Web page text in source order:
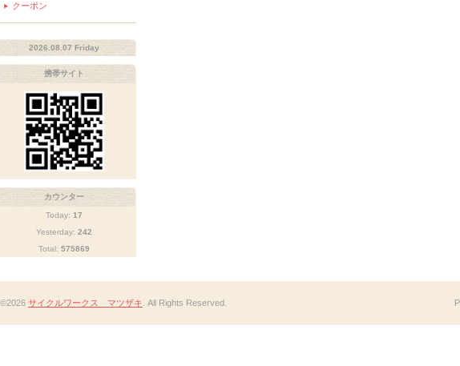
クーポン
2026.08.07 Friday
携帯サイト
カウンター
Today: 17
Yesterday: 242
Total: 575869
©2026 サイクルワークス マツザキ . All Rights Reserved.